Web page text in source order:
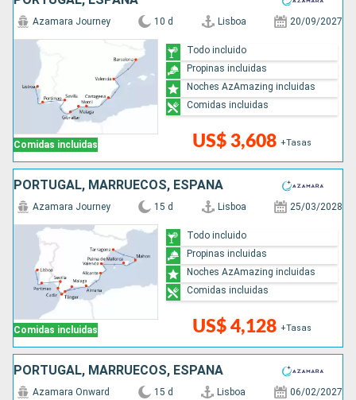
Comidas incluidas
Azamara Journey 10 d Lisboa 20/09/2027
US$ 3,608 +Tasas
Todo incluido
Propinas incluidas
Noches AzAmazing incluidas
Comidas incluidas
PORTUGAL, MARRUECOS, ESPAÑA
Comidas incluidas
Azamara Journey 15 d Lisboa 25/03/2028
US$ 4,128 +Tasas
Todo incluido
Propinas incluidas
Noches AzAmazing incluidas
Comidas incluidas
PORTUGAL, MARRUECOS, ESPAÑA
Azamara Onward 15 d Lisboa 06/02/2027